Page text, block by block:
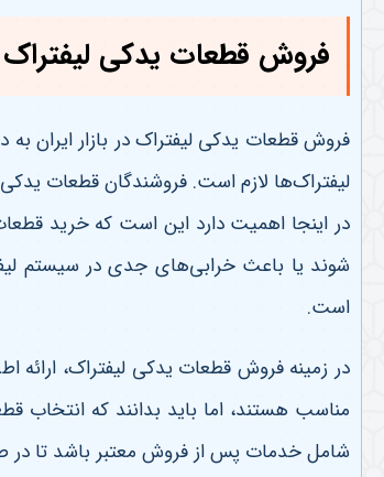
فروش قطعات یدکی لیفتراک
فروش قطعات یدکی لیفتراک در بازار ایران
لیفتراک‌ها لازم است. فروشندگان قطعات یدکی
در اینجا اهمیت دارد این است که خرید
شوند یا باعث خرابی‌های جدی در سیستم
است.
در زمینه فروش قطعات یدکی لیفتراک، ارائه
مناسب هستند، اما باید بدانند که انتخاب
شامل خدمات پس از فروش معتبر باشد تا در